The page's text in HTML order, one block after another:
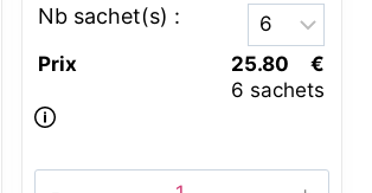
Prix 25.80
€
6 sachets